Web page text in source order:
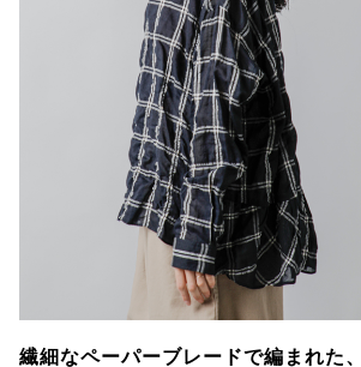
繊細なペーパーブレードで編まれた、